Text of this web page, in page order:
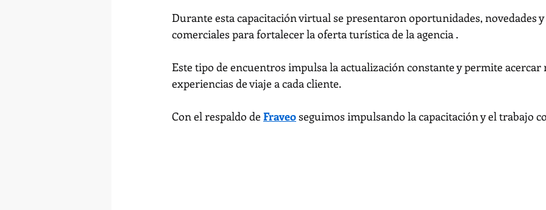
Durante esta capacitación virtual se presentaron oportunidades, novedades
comerciales para fortalecer la oferta turística de la agencia .
Este tipo de encuentros impulsa la actualización constante y permite acercar
experiencias de viaje a cada cliente.
Con el respaldo de Fraveo seguimos impulsando la capacitación y el trabajo